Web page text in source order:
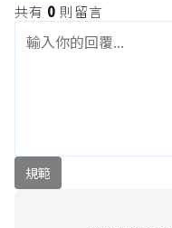
共有 0 則留言
規範